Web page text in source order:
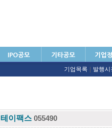
기업목록 발행
테이팩스 055490